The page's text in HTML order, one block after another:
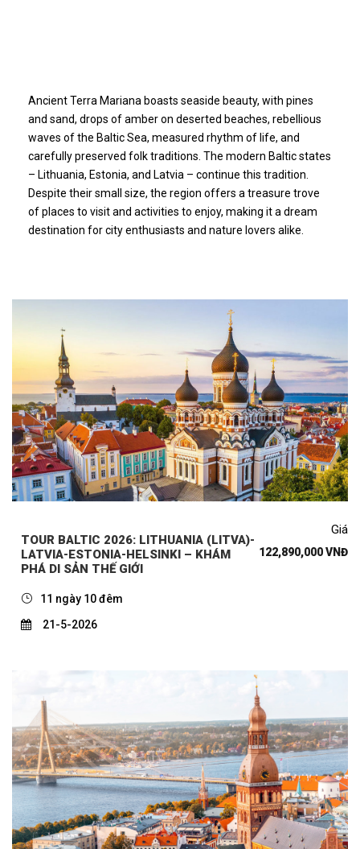
Ancient Terra Mariana boasts seaside beauty, with pines
and sand, drops of amber on deserted beaches, rebellious
waves of the Baltic Sea, measured rhythm of life, and
carefully preserved folk traditions. The modern Baltic states
– Lithuania, Estonia, and Latvia – continue this tradition.
Despite their small size, the region offers a treasure trove
of places to visit and activities to enjoy, making it a dream
destination for city enthusiasts and nature lovers alike.
TOUR BALTIC 2026: LITHUANIA (LITVA)-
LATVIA-ESTONIA-HELSINKI – KHÁM
PHÁ DI SẢN THẾ GIỚI
Giá
122,890,000 VNĐ
11 ngày 10 đêm
21-5-2026